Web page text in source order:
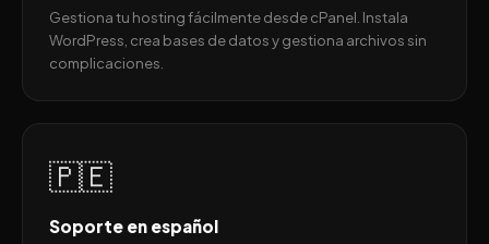
Gestiona tu hosting fácilmente desde cPanel. Instala
WordPress, crea bases de datos y gestiona archivos sin
complicaciones.
🇵🇪
Soporte en español